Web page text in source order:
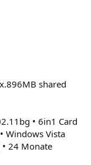
shared
• 6in1 Card
Windows Vista
24 Monate